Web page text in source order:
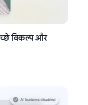
विकल्प और